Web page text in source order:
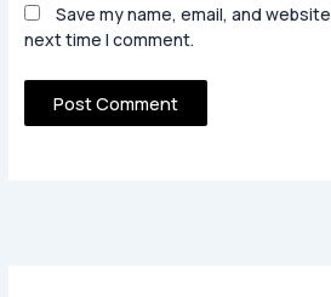
Save my name, email, and
next time I comment.